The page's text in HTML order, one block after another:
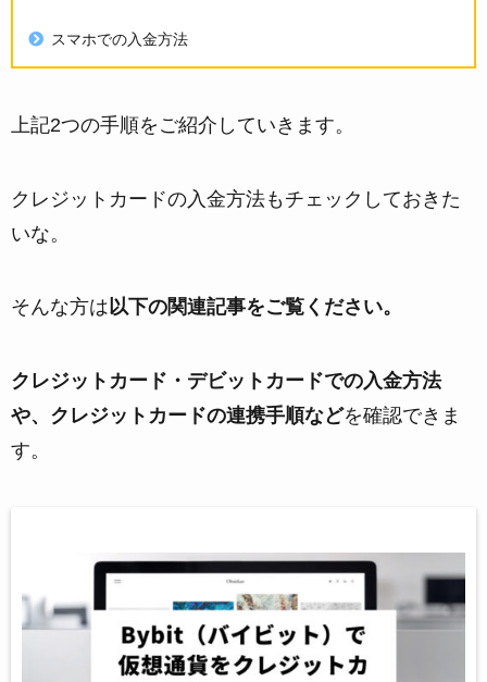
スマホでの入金方法
上記2つの手順をご紹介していきます。
クレジットカードの入金方法もチェックしておきた
いな。
そんな方は以下の関連記事をご覧ください。
クレジットカード・デビットカードでの入金方法
や、クレジットカードの連携手順などを確認できま
す。